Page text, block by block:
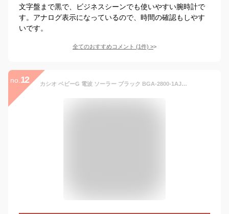
文字盤まで黒で、ビジネスシーンでも使いやすい腕時計で
す。アナログ表示になっているので、時間の確認もしやす
いです。
全てのおすすめコメント (1件) >
no. 12 カシオ ベビーG 電波 ソーラー ブラック BGA-2800-1AJF CASIO BABY-G アナログ＆デジタル コンビネーション ラウンド 黒 レディス レディース 腕時計 （BGA28001AJF）【あす楽】